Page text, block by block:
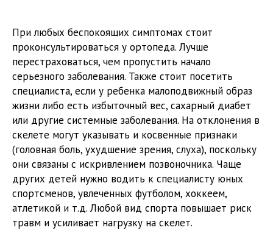
При любых беспокоящих симптомах стоит
проконсультироваться у ортопеда. Лучше
перестраховаться, чем пропустить начало
серьезного заболевания. Также стоит посетить
специалиста, если у ребенка малоподвижный образ
жизни либо есть избыточный вес, сахарный диабет
или другие системные заболевания. На отклонения в
скелете могут указывать и косвенные признаки
(головная боль, ухудшение зрения, слуха), поскольку
они связаны с искривлением позвоночника. Чаще
других детей нужно водить к специалисту юных
спортсменов, увлеченных футболом, хоккеем,
атлетикой и т.д. Любой вид спорта повышает риск
травм и усиливает нагрузку на скелет.